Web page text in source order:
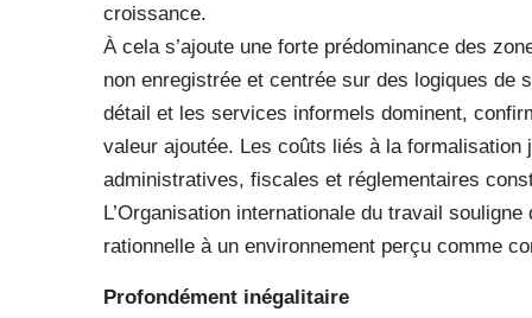
croissance.
À cela s’ajoute une forte prédominance des
non enregistrée et centrée sur des logiques de
détail et les services informels dominent,
valeur ajoutée. Les coûts liés à la
administratives, fiscales et réglementaires
L’Organisation internationale du travail
rationnelle à un environnement perçu comme
Profondément inégalitaire